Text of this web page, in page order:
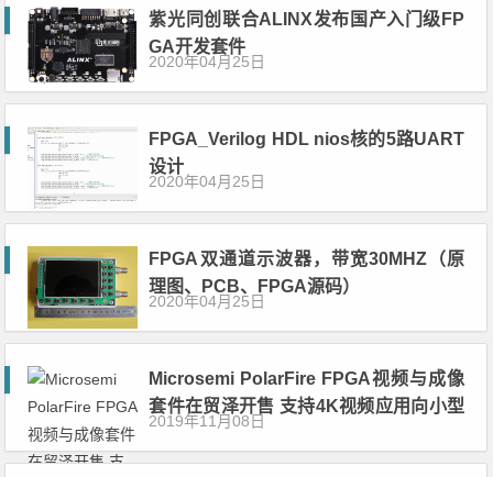
紫光同创联合ALINX发布国产入门级FP
GA开发套件
2020年04月25日
FPGA_Verilog HDL nios核的5路UART
设计
2020年04月25日
FPGA双通道示波器，带宽30MHZ（原
理图、PCB、FPGA源码）
2020年04月25日
Microsemi PolarFire FPGA视频与成像
套件在贸泽开售 支持4K视频应用向小型
化、低功耗发展
2019年11月08日